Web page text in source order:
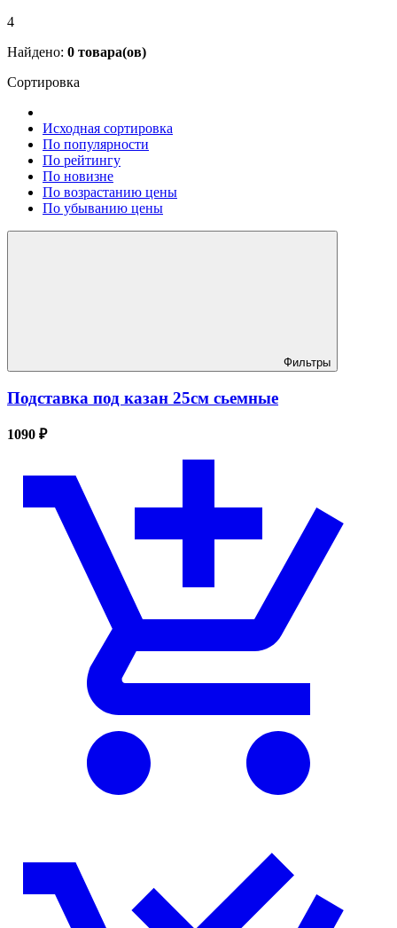
4
Найдено: 0 товара(ов)
Сортировка
Исходная сортировка
По популярности
По рейтингу
По новизне
По возрастанию цены
По убыванию цены
Фильтры
Подставка под казан 25см сьемные
1090 ₽